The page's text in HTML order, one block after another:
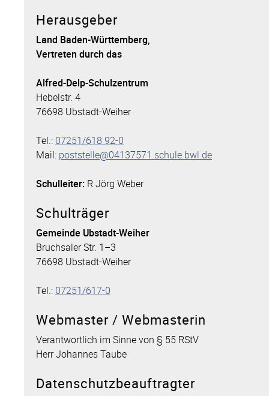
Herausgeber
Land Baden-Württemberg,
Vertreten durch das
Alfred-Delp-Schulzentrum
Hebelstr. 4
76698 Ubstadt-Weiher
Tel.: 07251/618 92-0
Mail: poststelle@04137571.schule.bwl.de
Schulleiter: R Jörg Weber
Schulträger
Gemeinde Ubstadt-Weiher
Bruchsaler Str. 1–3
76698 Ubstadt-Weiher
Tel.: 07251/617-0
Webmaster / Webmasterin
Verantwortlich im Sinne von § 55 RStV
Herr Johannes Taube
Datenschutzbeauftragter